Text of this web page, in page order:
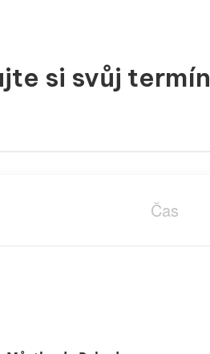
si svůj termín